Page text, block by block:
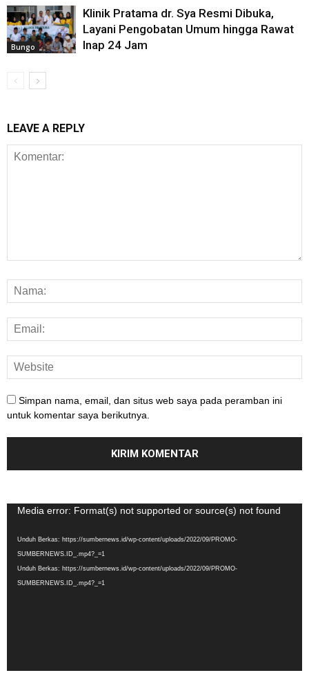
Bungo
Klinik Pratama dr. Sya Resmi Dibuka,
Layani Pengobatan Umum hingga Rawat
Inap 24 Jam
LEAVE A REPLY
Simpan nama, email, dan situs web saya pada peramban ini
untuk komentar saya berikutnya.
Pemutar
Media error: Format(s) not supported or source(s) not found
Unduh Berkas: https://sumbernews.id/wp-content/uploads/2022/09/PROMO-
SUMBERNEWS.ID_.mp4?_=1
Unduh Berkas: https://sumbernews.id/wp-content/uploads/2022/09/PROMO-
SUMBERNEWS.ID_.mp4?_=1